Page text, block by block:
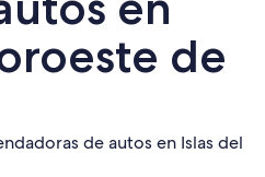
de
de autos en Islas del